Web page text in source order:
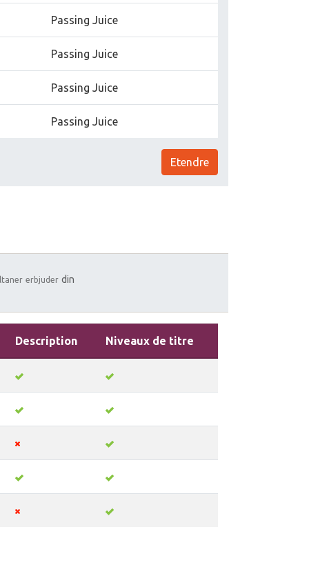
Passing Juice
Passing Juice
Passing Juice
Passing Juice
Etendre
erbjuder din
Description Niveaux de titre